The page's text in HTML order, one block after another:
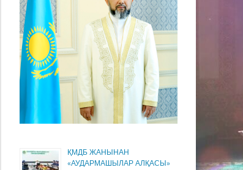
ҚМДБ ЖАНЫНАН
«АУДАРМАШЫЛАР АЛҚАСЫ»